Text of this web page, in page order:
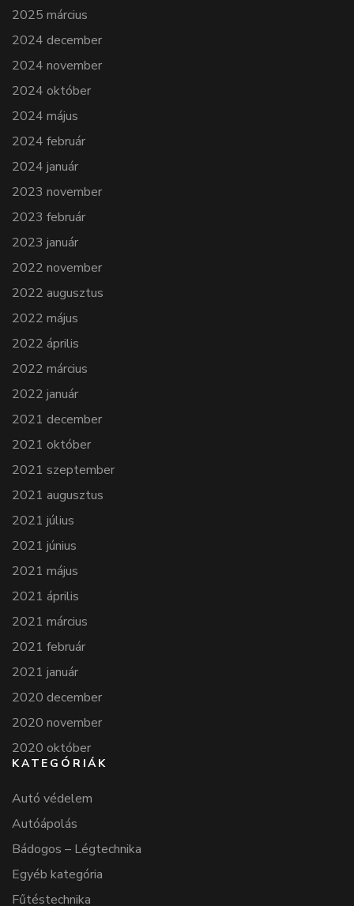
2025 március
2024 december
2024 november
2024 október
2024 május
2024 február
2024 január
2023 november
2023 február
2023 január
2022 november
2022 augusztus
2022 május
2022 április
2022 március
2022 január
2021 december
2021 október
2021 szeptember
2021 augusztus
2021 július
2021 június
2021 május
2021 április
2021 március
2021 február
2021 január
2020 december
2020 november
2020 október
KATEGÓRIÁK
Autó védelem
Autóápolás
Bádogos – Légtechnika
Egyéb kategória
Fűtéstechnika